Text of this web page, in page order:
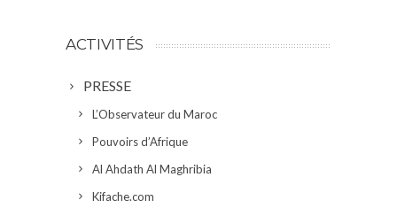
ACTIVITÉS
PRESSE
L’Observateur du Maroc
Pouvoirs d’Afrique
Al Ahdath Al Maghribia
Kifache.com